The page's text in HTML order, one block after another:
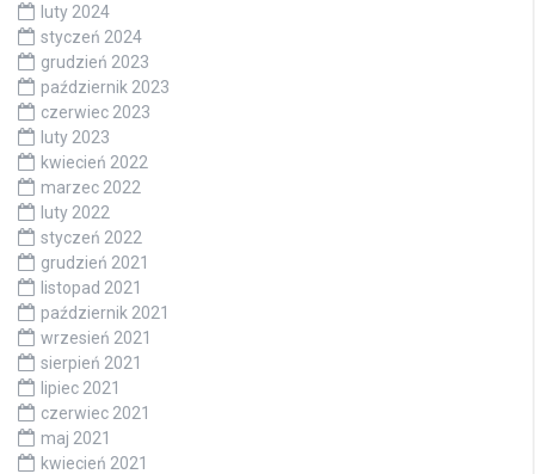
luty 2024
styczeń 2024
grudzień 2023
październik 2023
czerwiec 2023
luty 2023
kwiecień 2022
marzec 2022
luty 2022
styczeń 2022
grudzień 2021
listopad 2021
październik 2021
wrzesień 2021
sierpień 2021
lipiec 2021
czerwiec 2021
maj 2021
kwiecień 2021